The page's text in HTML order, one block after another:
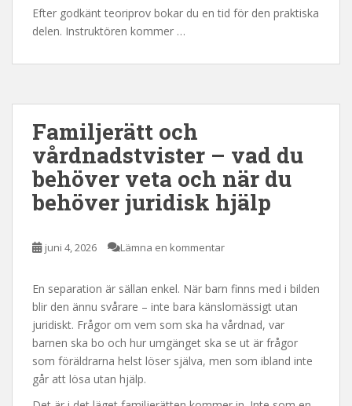
Efter godkänt teoriprov bokar du en tid för den praktiska
delen. Instruktören kommer …
Familjerätt och
vårdnadstvister – vad du
behöver veta och när du
behöver juridisk hjälp
juni 4, 2026 Lämna en kommentar
En separation är sällan enkel. När barn finns med i bilden
blir den ännu svårare – inte bara känslomässigt utan
juridiskt. Frågor om vem som ska ha vårdnad, var
barnen ska bo och hur umgänget ska se ut är frågor
som föräldrarna helst löser själva, men som ibland inte
går att lösa utan hjälp.